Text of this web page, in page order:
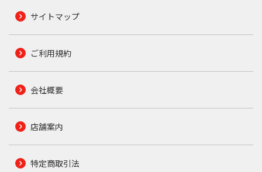
サイトマップ
ご利用規約
会社概要
店舗案内
特定商取引法